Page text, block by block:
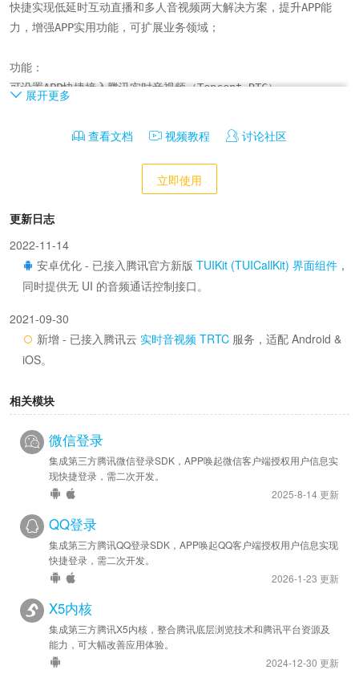
快捷实现低延时互动直播和多人音视频两大解决方案，提升APP能
力，增强APP实用功能，可扩展业务领域；
功能：
可设置APP快捷接入腾讯实时音视频（Tencent RTC）
展开更多
查看文档 视频教程 讨论社区
立即使用
更新日志
2022-11-14
安卓优化 - 已接入腾讯官方新版 TUIKit (TUICallKit) 界面组件 ，
同时提供无 UI 的音频通话控制接口。
2021-09-30
新增 - 已接入腾讯云 实时音视频 TRTC 服务，适配 Android &
iOS。
相关模块
微信登录
集成第三方腾讯微信登录SDK，APP唤起微信客户端授权用户信息实
现快捷登录，需二次开发。
2025-8-14 更新
QQ登录
集成第三方腾讯QQ登录SDK，APP唤起QQ客户端授权用户信息实现
快捷登录，需二次开发。
2026-1-23 更新
X5内核
集成第三方腾讯X5内核，整合腾讯底层浏览技术和腾讯平台资源及
能力，可大幅改善应用体验。
2024-12-30 更新